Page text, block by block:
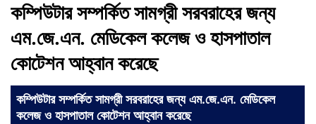
কম্পিউটার সম্পর্কিত সামগ্রী সরবরাহের জন্য
এম.জে.এন. মেডিকেল কলেজ ও হাসপাতাল
কোটেশন আহ্বান করেছে
কম্পিউটার সম্পর্কিত সামগ্রী সরবরাহের জন্য এম.জে.এন. মেডিকেল
কলেজ ও হাসপাতাল কোটেশন আহ্বান করেছে